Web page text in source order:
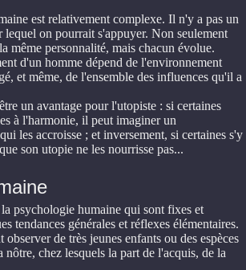
est relativement complexe. Il n'y a pas un
lequel on pourrait s'appuyer. Non seulement
même personnalité, mais chacun évolue.
d'un homme dépend de l'environnement
et même, de l'ensemble des influences qu'il a
un avantage pour l'utopiste : si certaines
à l'harmonie, il peut imaginer un
les accroisse ; et inversement, si certaines s'y
son utopie ne les nourrisse pas...
psychologie humaine qui sont fixes et
tendances générales et réflexes élémentaires.
de très jeunes enfants ou des espèces
nôtre, chez lesquels la part de l'acquis, de la